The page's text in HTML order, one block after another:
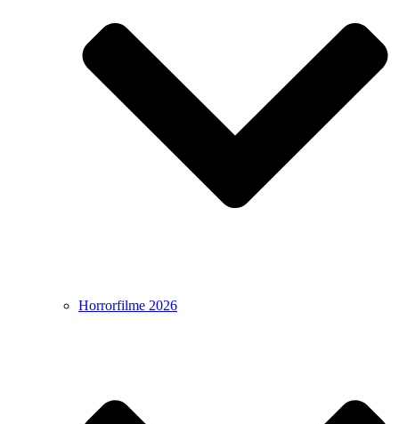
Horrorfilme 2026